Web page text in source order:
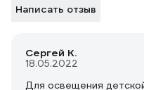
Написать отзыв
Сергей К.
18.05.2022
Для освещения